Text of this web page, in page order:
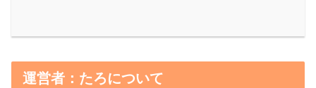
運営者：たろについて